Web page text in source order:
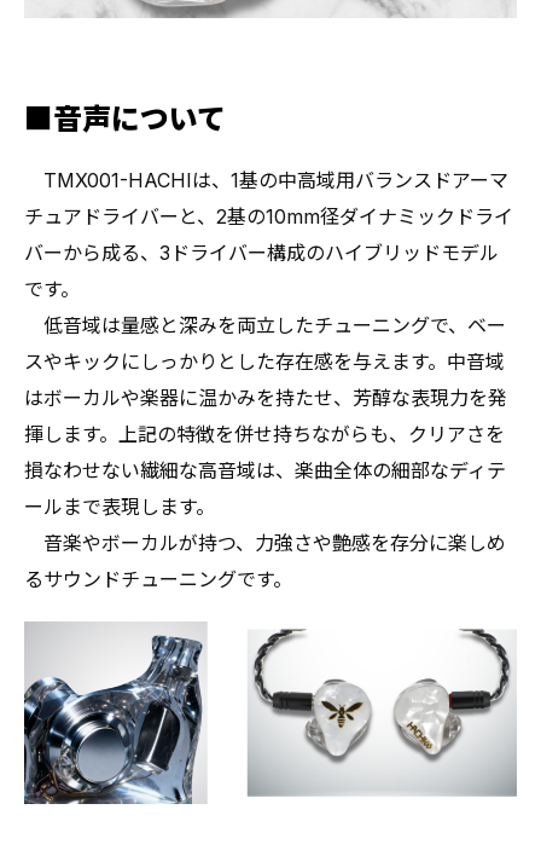
■音声について
TMX001-HACHIは、1基の中高域用バランスドアーマ
チュアドライバーと、2基の10mm径ダイナミックドライ
バーから成る、3ドライバー構成のハイブリッドモデル
です。
低音域は量感と深みを両立したチューニングで、ベー
スやキックにしっかりとした存在感を与えます。中音域
はボーカルや楽器に温かみを持たせ、芳醇な表現力を発
揮します。上記の特徴を併せ持ちながらも、クリアさを
損なわせない繊細な高音域は、楽曲全体の細部なディテ
ールまで表現します。
音楽やボーカルが持つ、力強さや艶感を存分に楽しめ
るサウンドチューニングです。